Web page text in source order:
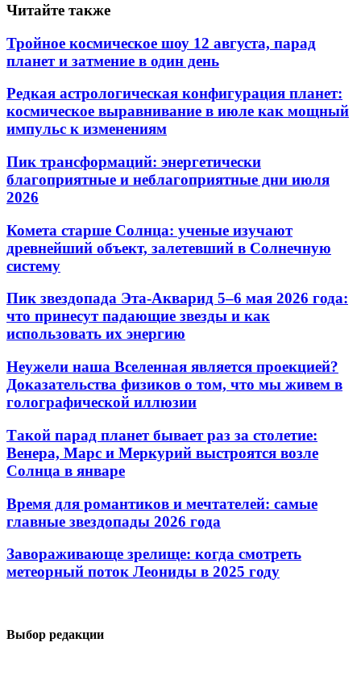
Читайте также
Тройное космическое шоу 12 августа, парад
планет и затмение в один день
Редкая астрологическая конфигурация планет:
космическое выравнивание в июле как мощный
импульс к изменениям
Пик трансформаций: энергетически
благоприятные и неблагоприятные дни июля
2026
Комета старше Солнца: ученые изучают
древнейший объект, залетевший в Солнечную
систему
Пик звездопада Эта-Акварид 5–6 мая 2026 года:
что принесут падающие звезды и как
использовать их энергию
Неужели наша Вселенная является проекцией?
Доказательства физиков о том, что мы живем в
голографической иллюзии
Такой парад планет бывает раз за столетие:
Венера, Марс и Меркурий выстроятся возле
Солнца в январе
Время для романтиков и мечтателей: самые
главные звездопады 2026 года
Завораживающе зрелище: когда смотреть
метеорный поток Леониды в 2025 году
Выбор редакции